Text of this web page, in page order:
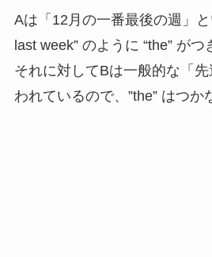
Aは「12月の一番最後の週」
last week” のように “the” がつ
それに対してBは一般的な「
われているので、”the” はつか